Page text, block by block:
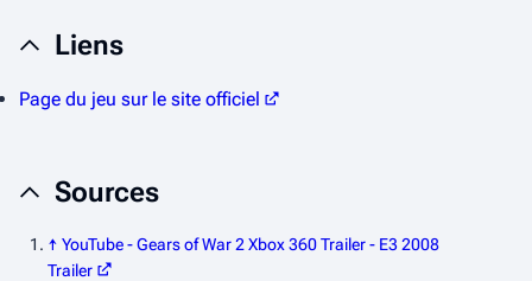
Liens
Page du jeu sur le site officiel
Sources
↑ YouTube - Gears of War 2 Xbox 360 Trailer - E3 2008
Trailer